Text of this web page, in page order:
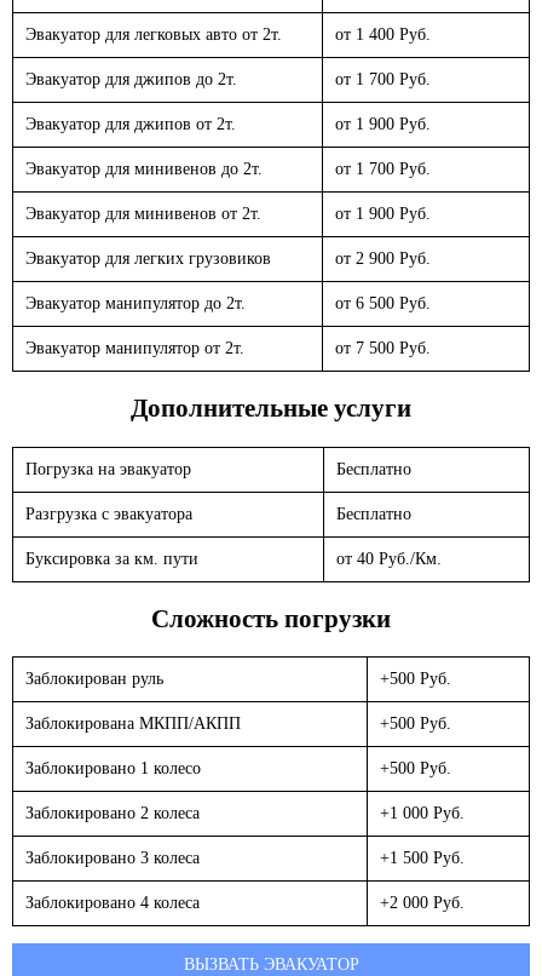
Эвакуатор для легковых авто от 2т. от 1 400 Руб.
Эвакуатор для джипов до 2т. от 1 700 Руб.
Эвакуатор для джипов от 2т. от 1 900 Руб.
Эвакуатор для минивенов до 2т. от 1 700 Руб.
Эвакуатор для минивенов от 2т. от 1 900 Руб.
Эвакуатор для легких грузовиков от 2 900 Руб.
Эвакуатор манипулятор до 2т. от 6 500 Руб.
Эвакуатор манипулятор от 2т. от 7 500 Руб.
Дополнительные услуги
Погрузка на эвакуатор Бесплатно
Разгрузка с эвакуатора Бесплатно
Буксировка за км. пути от 40 Руб./Км.
Сложность погрузки
Заблокирован руль +500 Руб.
Заблокирована МКПП/АКПП +500 Руб.
Заблокировано 1 колесо +500 Руб.
Заблокировано 2 колеса +1 000 Руб.
Заблокировано 3 колеса +1 500 Руб.
Заблокировано 4 колеса +2 000 Руб.
ВЫЗВАТЬ ЭВАКУАТОР